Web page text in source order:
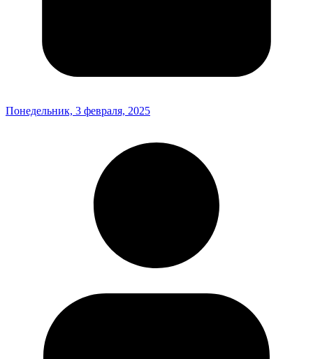
Понедельник, 3 февраля, 2025